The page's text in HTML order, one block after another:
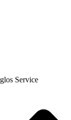
Service